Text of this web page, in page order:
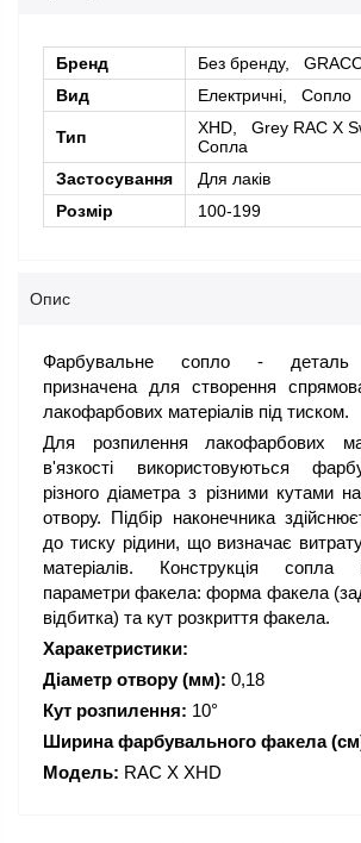
Бренд
Без бренду,
Вид
Електричні, Сопло
Тип
XHD, Grey RAC X
Сопла
Застосування
Для лаків
Розмір
100-199
Опис
Фарбувальне сопло - деталь
призначена для створення
лакофарбових матеріалів під тиском.
Для розпилення лакофарбових
в'язкості використовуються
різного діаметра з різними кутами
отвору. Підбір наконечника
до тиску рідини, що визначає
матеріалів. Конструкція сопла
параметри факела: форма факела
відбитка) та кут розкриття факела.
Харакетристики:
Діаметр отвору (мм): 0,18
Кут розпилення: 10°
Ширина фарбувального факела
Модель: RAC X XHD